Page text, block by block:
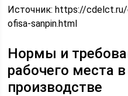
Источник:https://cdelct.ru/
ofisa-sanpin.html
Нормы и
рабочего места
производстве